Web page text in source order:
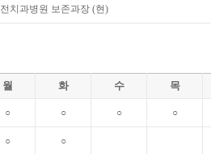
치과병원 보존과장 (현)
월 화 수 목
○ ○ ○ ○
○ ○